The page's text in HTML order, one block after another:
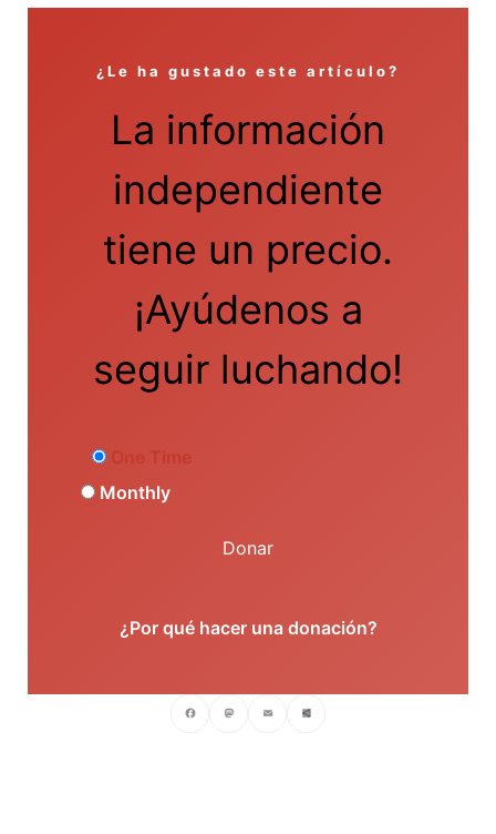
¿Le ha gustado este artículo?
La información
independiente
tiene un precio.
¡Ayúdenos a
seguir luchando!
Monthly
Donar
¿Por qué hacer una donación?